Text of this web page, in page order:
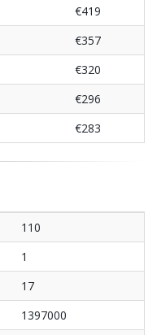
€419
€357
€320
€296
€283
110
1
17
1397000